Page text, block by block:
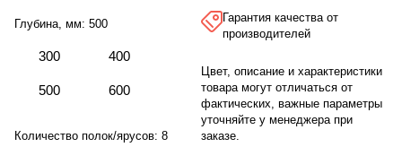
Глубина, мм: 500
300 400
500 600
Количество полок/ярусов: 8
Гарантия качества от
производителей
Цвет, описание и характеристики
товара могут отличаться от
фактических, важные параметры
уточняйте у менеджера при
заказе.